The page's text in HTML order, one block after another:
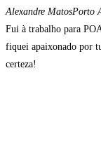
Alexandre MatosPorto
Fui à trabalho para
fiquei apaixonado por
certeza!